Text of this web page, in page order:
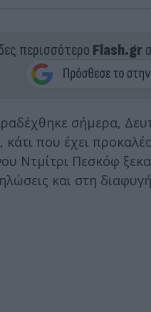
περισσότερο Flash.gr
σήμερα,
που έχει
Ντμίτρι Πεσκόφ
και στη